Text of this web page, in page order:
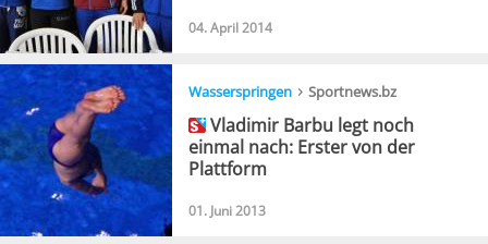
04. April 2014
Wasserspringen › Sportnews.bz
Vladimir Barbu legt noch
einmal nach: Erster von der
Plattform
01. Juni 2013